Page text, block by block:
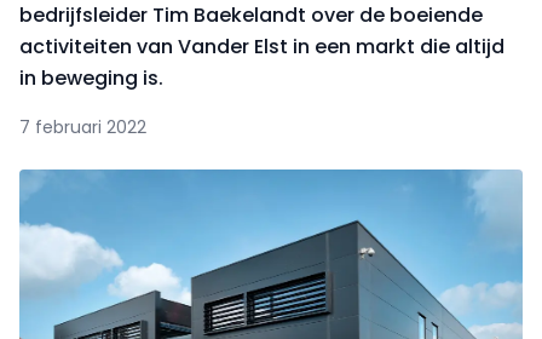
bedrijfsleider Tim Baekelandt over de boeiende
activiteiten van Vander Elst in een markt die altijd
in beweging is.
7 februari 2022